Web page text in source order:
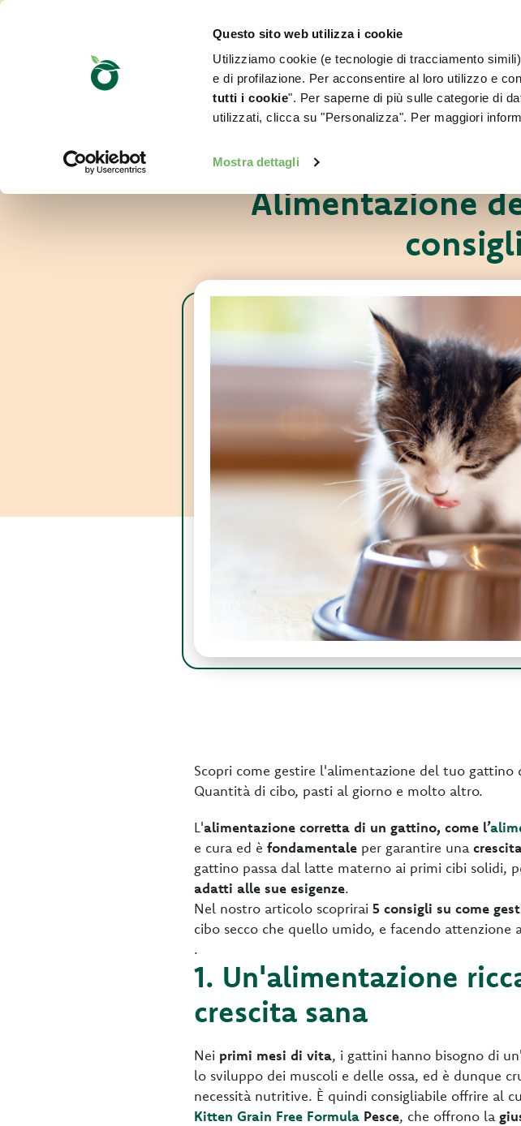
Questo sito web utilizza i cookie
Utilizziamo cookie (e tecnologie di tracciamento
e di profilazione. Per acconsentire al loro utilizzo e
tutti i cookie". Per saperne di più sulle categorie di
utilizzati, clicca su "Personalizza". Per maggiori
Mostra dettagli
IL NOSTRO MONDO
Alimentazione
Scopri come gestire l'alimentazione del tuo gattino
Quantità di cibo, pasti al giorno e molto altro.
L'alimentazione corretta di un gattino, come l’
e cura ed è fondamentale per garantire una
gattino passa dal latte materno ai primi cibi solidi,
adatti alle sue esigenze.
Nel nostro articolo scoprirai 5 consigli su come
cibo secco che quello umido, e facendo
.
1. Un'alimentazione
crescita sana
Nei primi mesi di vita, i gattini hanno bisogno di un'
lo sviluppo dei muscoli e delle ossa, ed è dunque
necessità nutritive. È quindi consigliabile offrire al
Kitten Grain Free Formula Pesce, che offrono la